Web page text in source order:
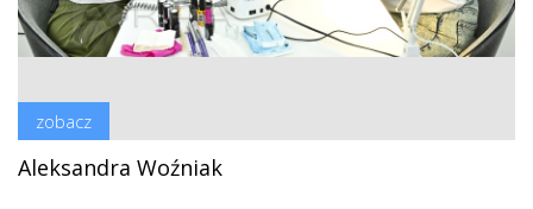
zobacz
Aleksandra Woźniak